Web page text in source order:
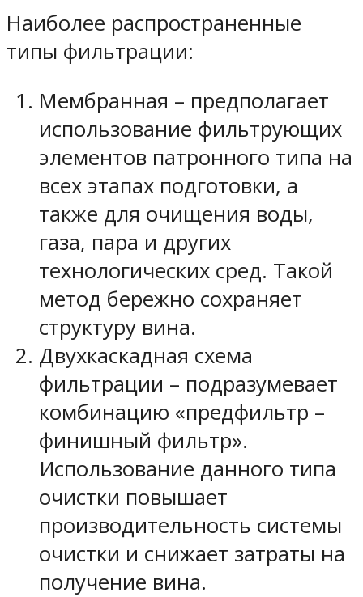
Наиболее распространенные
типы фильтрации:
Мембранная – предполагает
использование фильтрующих
элементов патронного типа на
всех этапах подготовки, а
также для очищения воды,
газа, пара и других
технологических сред. Такой
метод бережно сохраняет
структуру вина.
Двухкаскадная схема
фильтрации – подразумевает
комбинацию «предфильтр –
финишный фильтр».
Использование данного типа
очистки повышает
производительность системы
очистки и снижает затраты на
получение вина.